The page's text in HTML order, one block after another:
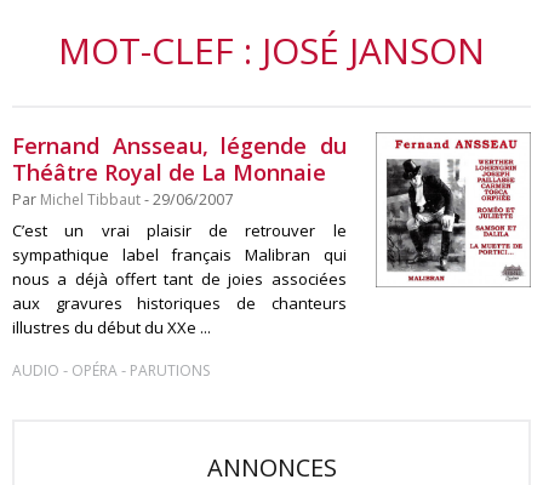
MOT-CLEF : JOSÉ JANSON
Fernand Ansseau, légende du
Théâtre Royal de La Monnaie
Par Michel Tibbaut- 29/06/2007
C’est un vrai plaisir de retrouver le
sympathique label français Malibran qui
nous a déjà offert tant de joies associées
aux gravures historiques de chanteurs
illustres du début du XXe ...
AUDIO - OPÉRA- PARUTIONS
ANNONCES